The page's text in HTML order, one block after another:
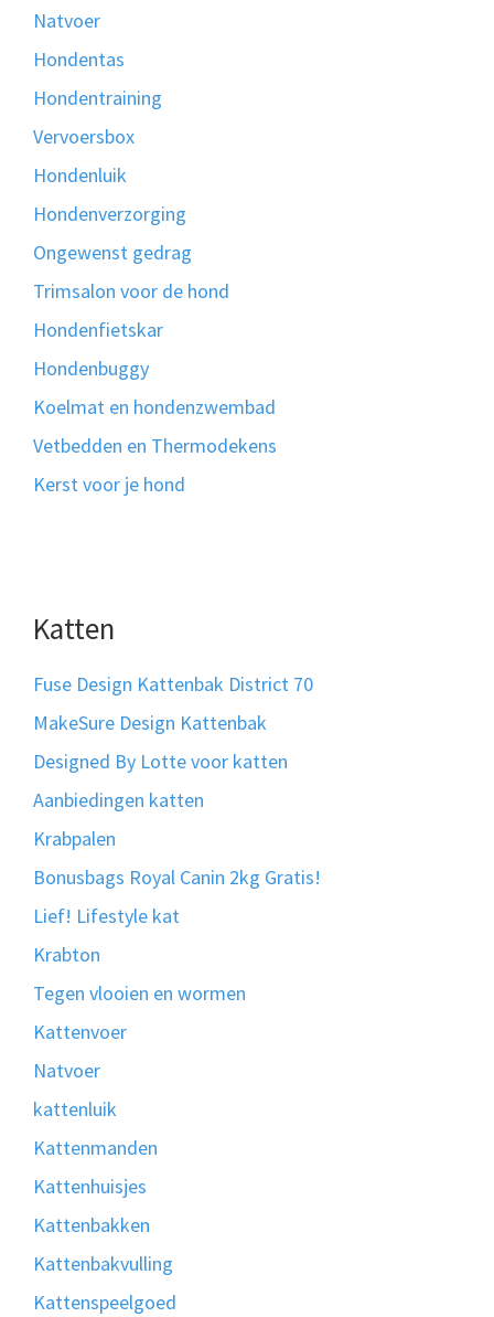
Natvoer
Hondentas
Hondentraining
Vervoersbox
Hondenluik
Hondenverzorging
Ongewenst gedrag
Trimsalon voor de hond
Hondenfietskar
Hondenbuggy
Koelmat en hondenzwembad
Vetbedden en Thermodekens
Kerst voor je hond
Katten
Fuse Design Kattenbak District 70
MakeSure Design Kattenbak
Designed By Lotte voor katten
Aanbiedingen katten
Krabpalen
Bonusbags Royal Canin 2kg Gratis!
Lief! Lifestyle kat
Krabton
Tegen vlooien en wormen
Kattenvoer
Natvoer
kattenluik
Kattenmanden
Kattenhuisjes
Kattenbakken
Kattenbakvulling
Kattenspeelgoed